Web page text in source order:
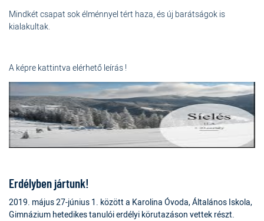
Mindkét csapat sok élménnyel tért haza, és új barátságok is
kialakultak.
A képre kattintva elérhető leírás !
Erdélyben jártunk!
2019. május 27-június 1. között a Karolina Óvoda, Általános Iskola,
Gimnázium hetedikes tanulói erdélyi körutazáson vettek részt.